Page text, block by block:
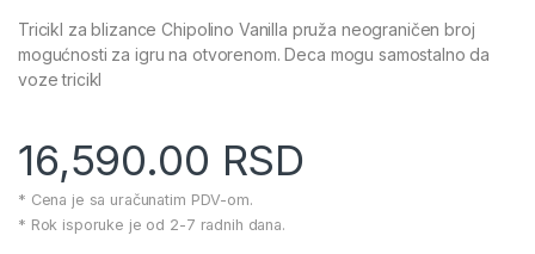
Tricikl za blizance Chipolino Vanilla pruža neograničen broj
mogućnosti za igru na otvorenom. Deca mogu samostalno da
voze tricikl
16,590.00 RSD
* Cena je sa uračunatim PDV-om.
* Rok isporuke je od 2-7 radnih dana.